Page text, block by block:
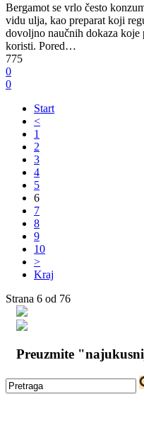
Bergamot se vrlo često
vidu ulja, kao preparat koji
dovoljno naučnih dokaza
koristi. Pored…
775
0
0
Start
<
1
2
3
4
5
6
7
8
9
10
>
Kraj
Strana 6 od 76
Preuzmite